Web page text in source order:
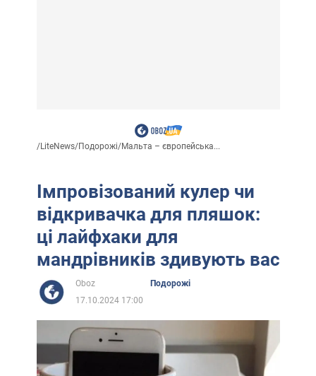
/LiteNews/Подорожі/Мальта – європейська...
Імпровізований кулер чи
відкривачка для пляшок:
ці лайфхаки для
мандрівників здивують вас
Oboz
Подорожі
17.10.2024 17:00